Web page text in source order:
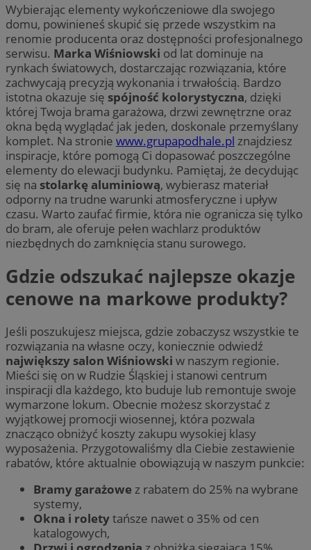
Wybierając elementy wykończeniowe dla swojego
domu, powinieneś skupić się przede wszystkim na
renomie producenta oraz dostępności profesjonalnego
serwisu. Marka Wiśniowski od lat dominuje na
rynkach światowych, dostarczając rozwiązania, które
zachwycają precyzją wykonania i trwałością. Bardzo
istotna okazuje się spójność kolorystyczna, dzięki
której Twoja brama garażowa, drzwi zewnętrzne oraz
okna będą wyglądać jak jeden, doskonale przemyślany
komplet. Na stronie www.grupapodhale.pl znajdziesz
inspiracje, które pomogą Ci dopasować poszczególne
elementy do elewacji budynku. Pamiętaj, że decydując
się na stolarkę aluminiową, wybierasz materiał
odporny na trudne warunki atmosferyczne i upływ
czasu. Warto zaufać firmie, która nie ogranicza się tylko
do bram, ale oferuje pełen wachlarz produktów
niezbędnych do zamknięcia stanu surowego.
Gdzie odszukać najlepsze okazje
cenowe na markowe produkty?
Jeśli poszukujesz miejsca, gdzie zobaczysz wszystkie te
rozwiązania na własne oczy, koniecznie odwiedź
największy salon Wiśniowski w naszym regionie.
Mieści się on w Rudzie Śląskiej i stanowi centrum
inspiracji dla każdego, kto buduje lub remontuje swoje
wymarzone lokum. Obecnie możesz skorzystać z
wyjątkowej promocji wiosennej, która pozwala
znacząco obniżyć koszty zakupu wysokiej klasy
wyposażenia. Przygotowaliśmy dla Ciebie zestawienie
rabatów, które aktualnie obowiązują w naszym punkcie:
Bramy garażowez rabatem do 25% na wybrane
systemy,
Okna i roletytańsze nawet o 35% od cen
katalogowych,